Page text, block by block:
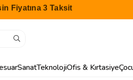
Özel %10 İndirim
SanatTeknolojiOfis & Kırtasiye